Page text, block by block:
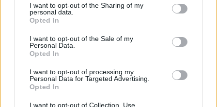
I want to opt-out of the Sharing of my
personal data.
Opted In
I want to opt-out of the Sale of my
Personal Data.
Opted In
I want to opt-out of processing my
Personal Data for Targeted Advertising.
Opted In
I want to opt-out of Collection, Use,
07.08.2026 - 16.28